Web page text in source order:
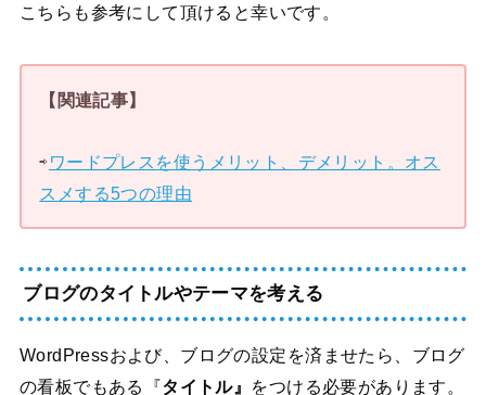
こちらも参考にして頂けると幸いです。
【関連記事】
⇨ワードプレスを使うメリット、デメリット。オス
スメする5つの理由
ブログのタイトルやテーマを考える
WordPressおよび、ブログの設定を済ませたら、ブログ
の看板でもある『タイトル』 をつける必要があります。